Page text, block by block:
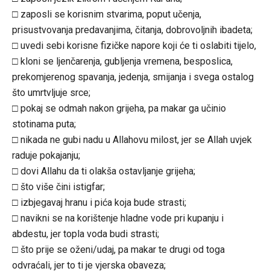
□ zaposli se korisnim stvarima, poput učenja,
prisustvovanja predavanjima, čitanja, dobrovoljnih ibadeta;
□ uvedi sebi korisne fizičke napore koji će ti oslabiti tijelo,
□ kloni se ljenčarenja, gubljenja vremena, besposlica,
prekomjerenog spavanja, jedenja, smijanja i svega ostalog
što umrtvljuje srce;
□ pokaj se odmah nakon grijeha, pa makar ga učinio
stotinama puta;
□ nikada ne gubi nadu u Allahovu milost, jer se Allah uvjek
raduje pokajanju;
□ dovi Allahu da ti olakša ostavljanje grijeha;
□ što više čini istigfar;
□ izbjegavaj hranu i pića koja bude strasti;
□ navikni se na korištenje hladne vode pri kupanju i
abdestu, jer topla voda budi strasti;
□ što prije se oženi/udaj, pa makar te drugi od toga
odvraćali, jer to ti je vjerska obaveza;